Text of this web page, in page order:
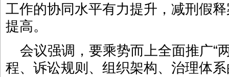
工作的协同水平有力提升，减刑假
提高。
会议强调，要乘势而上全面推广“
程、诉讼规则、组织架构、治理体